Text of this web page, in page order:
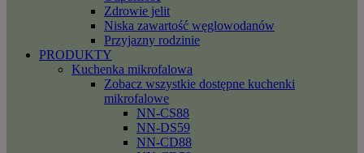
Zdrowie jelit
Niska zawartość węglowodanów
Przyjazny rodzinie
PRODUKTY
Kuchenka mikrofalowa
Zobacz wszystkie dostępne kuchenki
mikrofalowe
NN-CS88
NN-DS59
NN-CD88